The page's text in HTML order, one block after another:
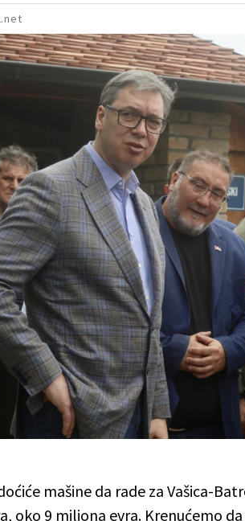
mašine da rade za Vašica-
oko 9 miliona evra. Krenućemo